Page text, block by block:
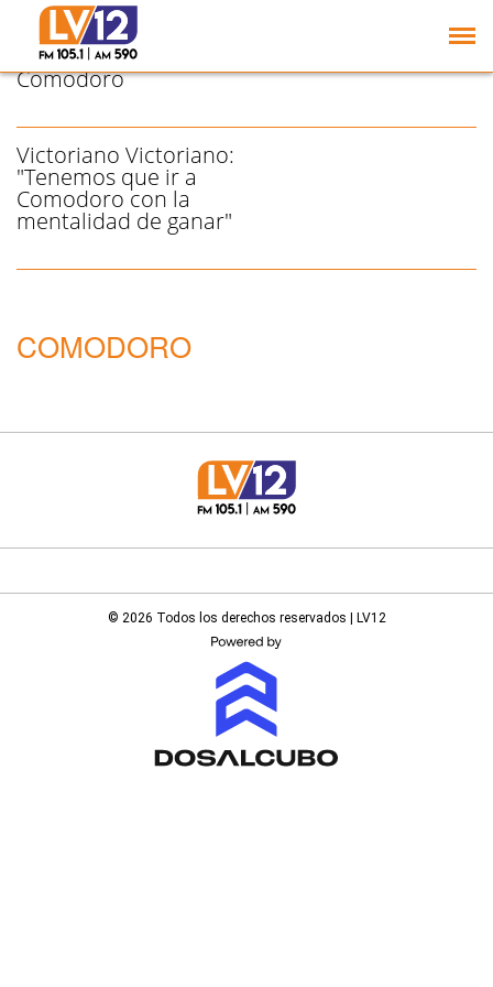
Tucumán dice presente
en el Campeonato
Argentino Sub-16 en
Comodoro
Victoriano Victoriano:
"Tenemos que ir a
Comodoro con la
mentalidad de ganar"
COMODORO
© 2026 Todos los derechos reservados | LV12